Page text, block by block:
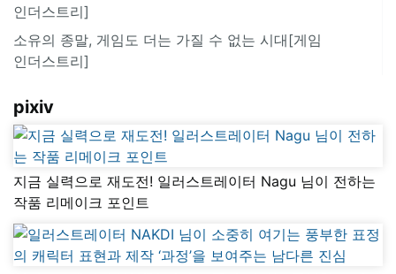
인더스트리]
소유의 종말, 게임도 더는 가질 수 없는 시대[게임
인더스트리]
pixiv
지금 실력으로 재도전! 일러스트레이터 Nagu 님이 전하는
작품 리메이크 포인트